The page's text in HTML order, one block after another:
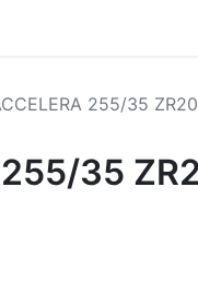
255/35
35